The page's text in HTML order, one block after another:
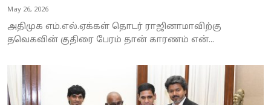
May 26, 2026
அதிமுக எம்.எல்.ஏக்கள் தொடர் ராஜினாமாவிற்கு
தவெகவின் குதிரை பேரம் தான் காரணம் என்...